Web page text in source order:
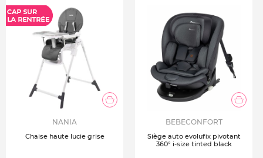
NANIA
Chaise haute lucie grise
BEBECONFORT
Siège auto evolufix pivotant
360° i-size tinted black